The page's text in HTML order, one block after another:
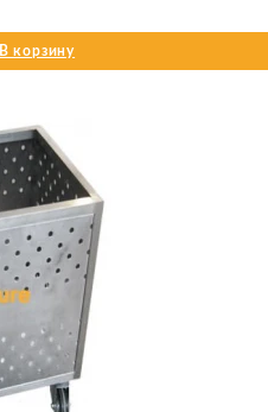
В корзину